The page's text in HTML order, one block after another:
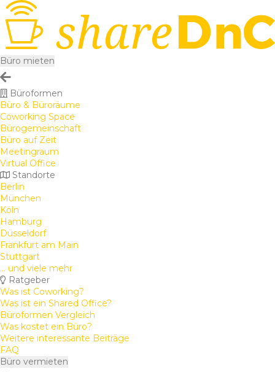
Büro mieten
Büroformen
Büro & Büroräume
Coworking Space
Bürogemeinschaft
Büro auf Zeit
Meetingraum
Virtual Office
Standorte
Berlin
München
Köln
Hamburg
Düsseldorf
Frankfurt am Main
Stuttgart
... und viele mehr
Ratgeber
Was ist Coworking?
Was ist ein Shared Office?
Büroformen Vergleich
Was kostet ein Büro?
Weitere interessante Beiträge
FAQ
Büro vermieten